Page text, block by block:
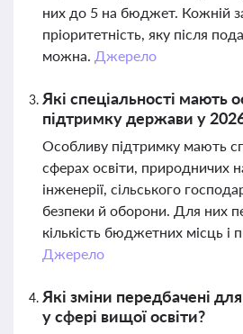
них до 5 на бюджет. Кожній
пріоритетність, яку після
можна. Джерело
Які спеціальності мають
підтримку держави у
Особливу підтримку мають
сферах освіти, природничих
інженерії, сільського
безпеки й оборони. Для них
кількість бюджетних місць і
Джерело
Які зміни передбачені
у сфері вищої освіти?